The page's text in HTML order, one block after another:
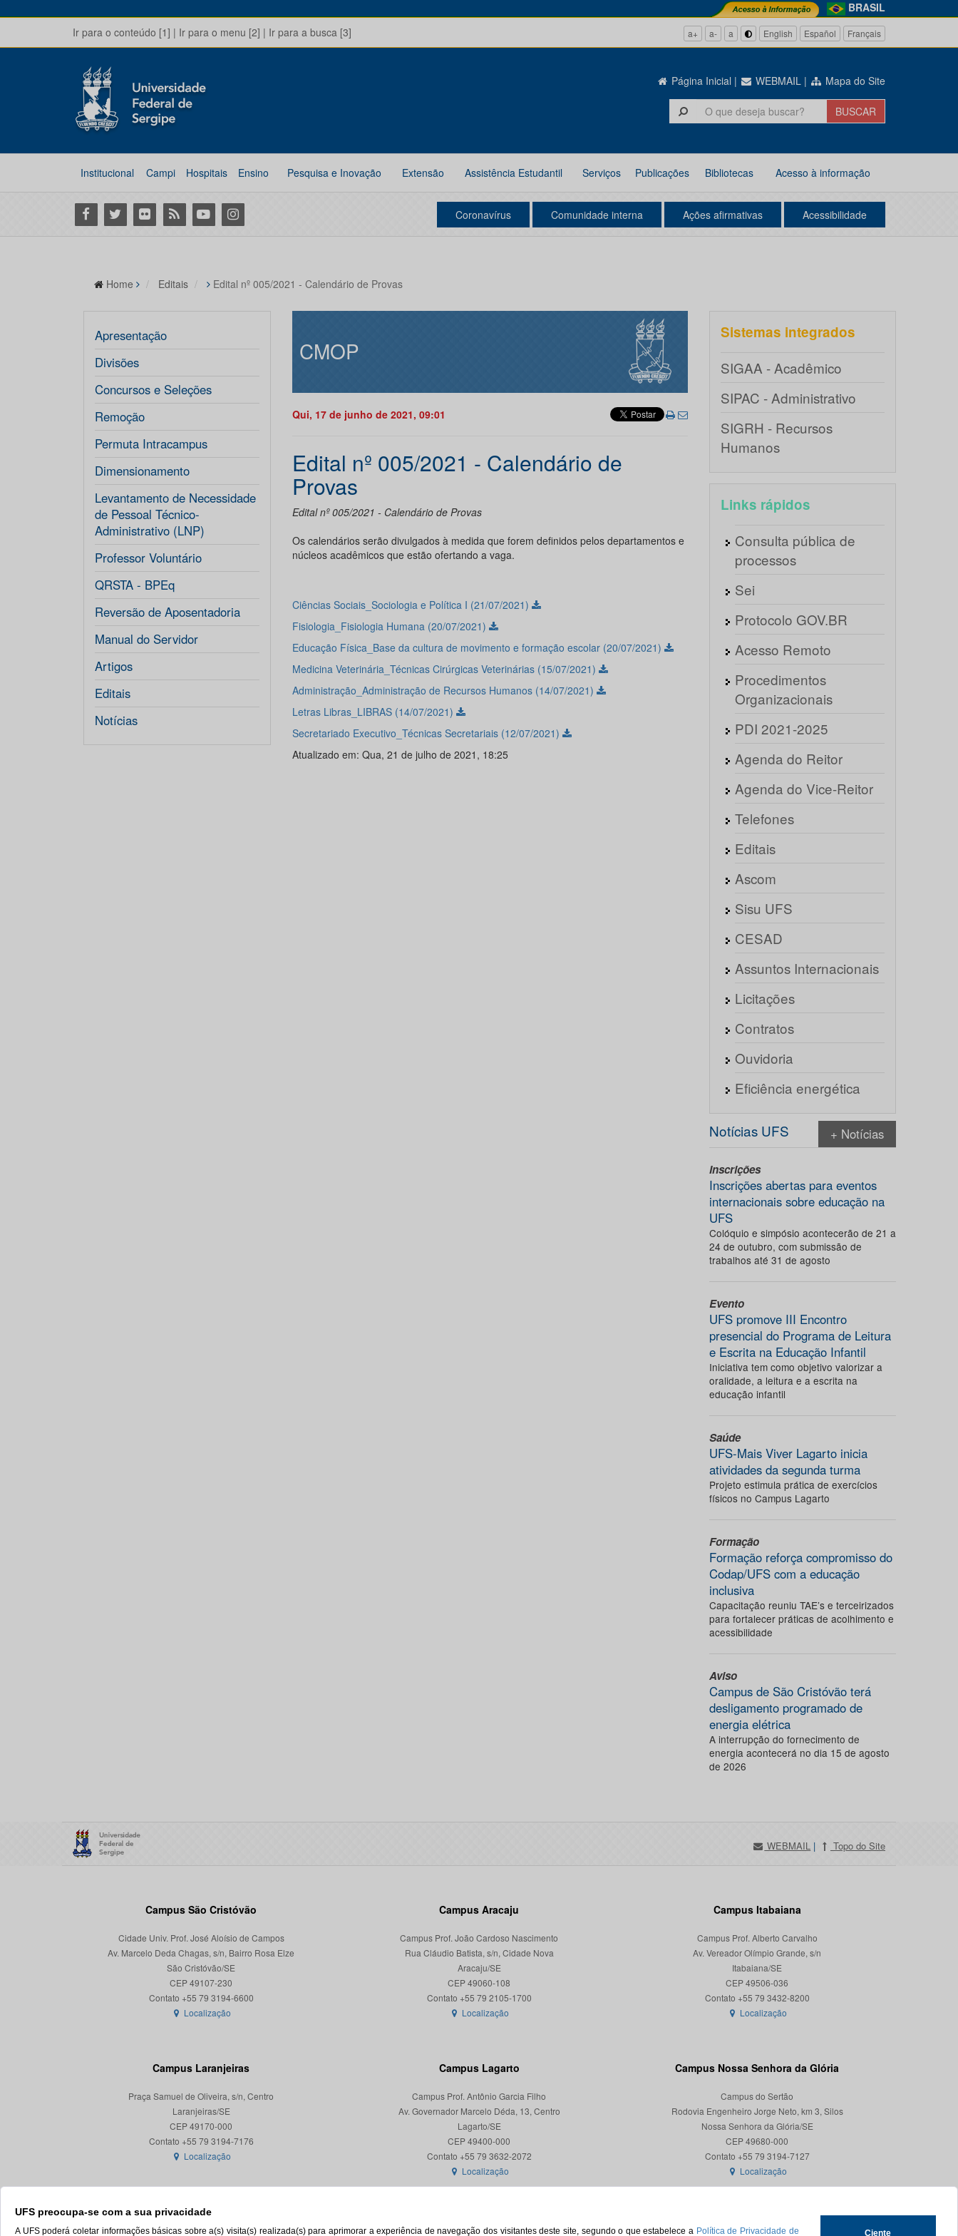
BRASIL
Ir para o conteúdo [1] | Ir para o menu [2] | Ir para a busca [3] a+ a- a English Español Français
Página Inicial | WEBMAIL | Mapa do Site
Institucional Campi Hospitais Ensino Pesquisa e Inovação Extensão Assistência Estudantil Serviços Publicações Bibliotecas Acesso à informação
Facebook
Twitter Flickr RSS YoutubeInstagram Coronavírus Comunidade interna Ações afirmativas Acessibilidade
UFS preocupa-se com a sua privacidade
A UFS poderá coletar informações básicas sobre a(s) visita(s) realizada(s) para aprimorar a experiência de navegação dos visitantes deste site, segundo o que estabelece a Política de Privacidade de Ciente
Home Editais Edital nº 005/2021 - Calendário de Provas
Apresentação
Divisões
Concursos e Seleções
Remoção
Permuta Intracampus
Dimensionamento
Levantamento de Necessidade
de Pessoal Técnico-
Administrativo (LNP)
Professor Voluntário
QRSTA - BPEq
Reversão de Aposentadoria
Manual do Servidor
Artigos
Editais
Notícias
CMOP
Qui, 17 de junho de 2021, 09:01
Edital nº 005/2021 - Calendário de
Provas
Edital nº 005/2021 - Calendário de Provas
Os calendários serão divulgados à medida que forem definidos pelos departamentos e
núcleos acadêmicos que estão ofertando a vaga.
Ciências Sociais_Sociologia e Política I (21/07/2021)
Fisiologia_Fisiologia Humana (20/07/2021)
Educação Física_Base da cultura de movimento e formação escolar (20/07/2021)
Medicina Veterinária_Técnicas Cirúrgicas Veterinárias (15/07/2021)
Administração_Administração de Recursos Humanos (14/07/2021)
Letras Libras_LIBRAS (14/07/2021)
Secretariado Executivo_Técnicas Secretariais (12/07/2021)
Atualizado em: Qua, 21 de julho de 2021, 18:25
Sistemas integrados
SIGAA - Acadêmico
SIPAC - Administrativo
SIGRH - Recursos
Humanos
Links rápidos
Consulta pública de
processos
Sei
Protocolo GOV.BR
Acesso Remoto
Procedimentos
Organizacionais
PDI 2021-2025
Agenda do Reitor
Agenda do Vice-Reitor
Telefones
Editais
Ascom
Sisu UFS
CESAD
Assuntos Internacionais
Licitações
Contratos
Ouvidoria
Eficiência energética
Notícias UFS + Notícias
Inscrições
Inscrições abertas para eventos
internacionais sobre educação na
UFS
Colóquio e simpósio acontecerão de 21 a
24 de outubro, com submissão de
trabalhos até 31 de agosto
Evento
UFS promove III Encontro
presencial do Programa de Leitura
e Escrita na Educação Infantil
Iniciativa tem como objetivo valorizar a
oralidade, a leitura e a escrita na
educação infantil
Saúde
UFS-Mais Viver Lagarto inicia
atividades da segunda turma
Projeto estimula prática de exercícios
físicos no Campus Lagarto
Formação
Formação reforça compromisso do
Codap/UFS com a educação
inclusiva
Capacitação reuniu TAE’s e terceirizados
para fortalecer práticas de acolhimento e
acessibilidade
Aviso
Campus de São Cristóvão terá
desligamento programado de
energia elétrica
A interrupção do fornecimento de
energia acontecerá no dia 15 de agosto
de 2026
WEBMAIL | Topo do Site
Campus São Cristóvão
Cidade Univ. Prof. José Aloísio de Campos
Av. Marcelo Deda Chagas, s/n, Bairro Rosa Elze
São Cristóvão/SE
CEP 49107-230
Localização
Campus Aracaju
Campus Prof. João Cardoso Nascimento
Rua Cláudio Batista, s/n, Cidade Nova
Aracaju/SE
CEP 49060-108
Localização
Campus Itabaiana
Campus Prof. Alberto Carvalho
Av. Vereador Olímpio Grande, s/n
Itabaiana/SE
CEP 49506-036
Localização
Campus Laranjeiras
Praça Samuel de Oliveira, s/n, Centro
Laranjeiras/SE
CEP 49170-000
Localização
Campus Lagarto
Campus Prof. Antônio Garcia Filho
Av. Governador Marcelo Déda, 13, Centro
Lagarto/SE
CEP 49400-000
Localização
Campus Nossa Senhora da Glória
Campus do Sertão
Rodovia Engenheiro Jorge Neto, km 3, Silos
Nossa Senhora da Glória/SE
CEP 49680-000
Contato +55 79 3194-7127
Localização